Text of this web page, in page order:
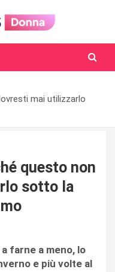
mai utilizzarlo
questo non
sotto la
farne a meno, lo
e più volte al